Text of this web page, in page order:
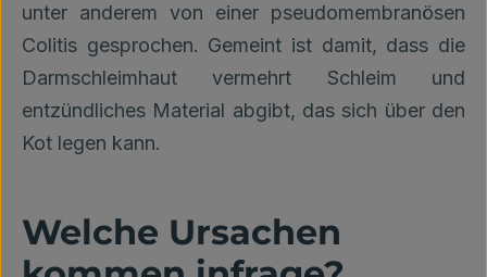
unter anderem von einer pseudomembranösen
Colitis gesprochen. Gemeint ist damit, dass die
Darmschleimhaut vermehrt Schleim und
entzündliches Material abgibt, das sich über den
Kot legen kann.
Welche Ursachen